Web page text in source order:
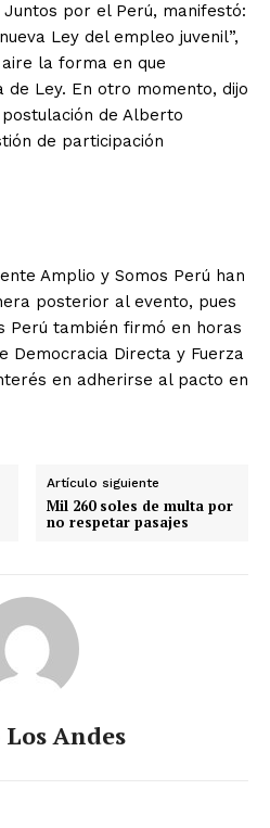
por el Perú, manifestó:
Ley del empleo juvenil”,
la forma en que
Ley. En otro momento, dijo
de Alberto
de participación
Amplio y Somos Perú han
posterior al evento, pues
Perú también firmó en horas
Democracia Directa y Fuerza
en adherirse al pacto en
Artículo siguiente
Mil 260 soles de multa por
no respetar pasajes
Andes